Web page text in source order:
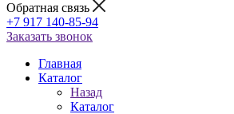
Обратная связь
+7 917 140-85-94
Заказать звонок
Главная
Каталог
Назад
Каталог